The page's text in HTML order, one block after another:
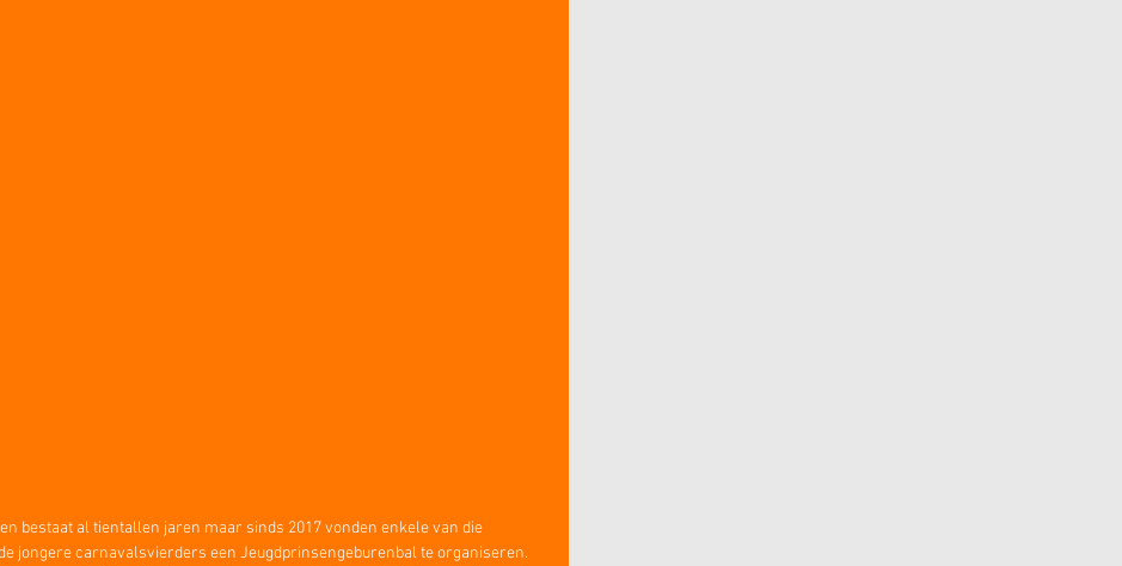
bestaat al tientallen jaren maar sinds 2017 vonden enkele van die
jongere carnavalsvierders een Jeugdprinsengeburenbal te organiseren.